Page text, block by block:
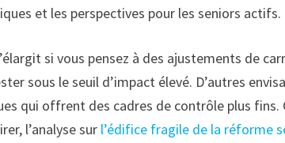
et les perspectives pour les seniors actifs.
si vous pensez à des ajustements de
sous le seuil d’impact élevé. D’autres
qui offrent des cadres de contrôle plus
l’analyse sur l’édifice fragile de la réforme